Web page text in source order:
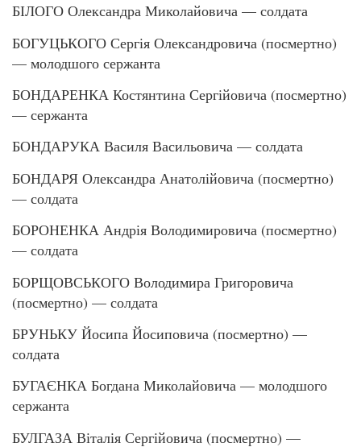
БІЛОГО Олександра Миколайовича — солдата
БОГУЦЬКОГО Сергія Олександровича (посмертно)
— молодшого сержанта
БОНДАРЕНКА Костянтина Сергійовича (посмертно)
— сержанта
БОНДАРУКА Василя Васильовича — солдата
БОНДАРЯ Олександра Анатолійовича (посмертно)
— солдата
БОРОНЕНКА Андрія Володимировича (посмертно)
— солдата
БОРЩОВСЬКОГО Володимира Григоровича
(посмертно) — солдата
БРУНЬКУ Йосипа Йосиповича (посмертно) —
солдата
БУГАЄНКА Богдана Миколайовича — молодшого
сержанта
БУЛГАЗА Віталія Сергійовича (посмертно) —